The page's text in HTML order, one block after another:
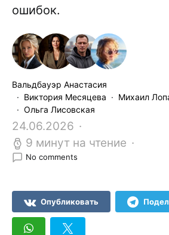
ошибок.
Вальдбауэр Анастасия
Виктория Месяцева
Михаил
Ольга Лисовская
24.06.2026
9 минут на чтение
No comments
Опубликовать